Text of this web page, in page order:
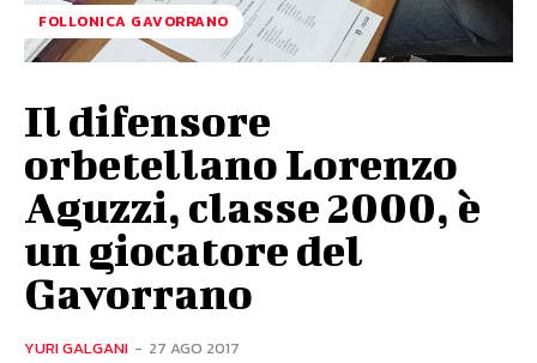
FOLLONICA GAVORRANO
Il difensore
orbetellano Lorenzo
Aguzzi, classe 2000, è
un giocatore del
Gavorrano
YURI GALGANI - 27 AGO 2017